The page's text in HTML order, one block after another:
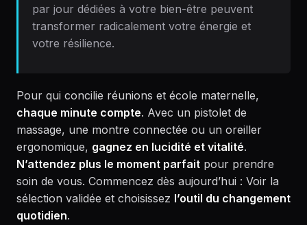
par jour dédiées à votre bien-être peuvent
transformer radicalement votre énergie et
votre résilience.
Pour qui concilie réunions et école maternelle,
chaque minute compte. Avec un pistolet de
massage, une montre connectée ou un oreiller
ergonomique, gagnez en lucidité et vitalité.
N’attendez plus le moment parfait pour prendre
soin de vous. Commencez dès aujourd’hui : Voir la
sélection validée et choisissez l’outil du changement
quotidien.